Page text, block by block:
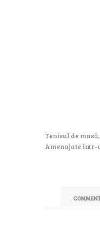
Tenisul de
Amenajate într-